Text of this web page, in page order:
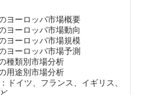
ヨーロッパ市場概要
ヨーロッパ市場動向
ヨーロッパ市場規模
ヨーロッパ市場予測
種類別市場分析
用途別市場分析
ドイツ、フランス、イギリス、